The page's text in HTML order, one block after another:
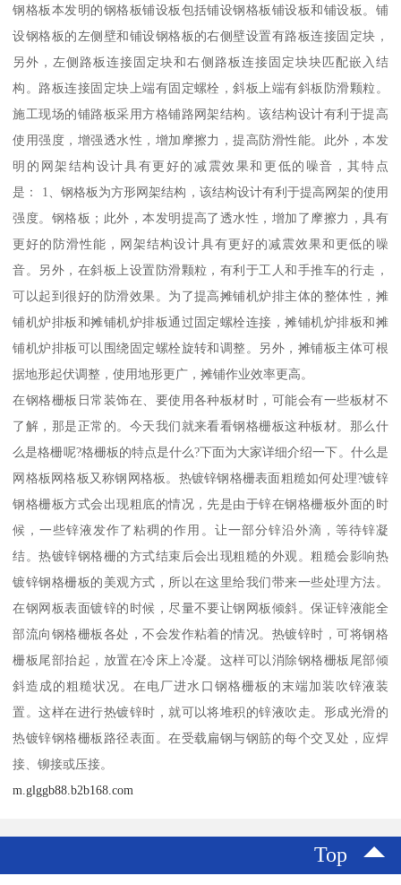
钢格板本发明的钢格板铺设板包括铺设钢格板铺设板和铺设板。铺
设钢格板的左侧壁和铺设钢格板的右侧壁设置有路板连接固定块，
另外，左侧路板连接固定块和右侧路板连接固定块块匹配嵌入结
构。路板连接固定块上端有固定螺栓，斜板上端有斜板防滑颗粒。
施工现场的铺路板采用方格铺路网架结构。该结构设计有利于提高
使用强度，增强透水性，增加摩擦力，提高防滑性能。此外，本发
明的网架结构设计具有更好的减震效果和更低的噪音，其特点
是： 1、钢格板为方形网架结构，该结构设计有利于提高网架的使用
强度。钢格板；此外，本发明提高了透水性，增加了摩擦力，具有
更好的防滑性能，网架结构设计具有更好的减震效果和更低的噪
音。另外，在斜板上设置防滑颗粒，有利于工人和手推车的行走，
可以起到很好的防滑效果。为了提高摊铺机炉排主体的整体性，摊
铺机炉排板和摊铺机炉排板通过固定螺栓连接，摊铺机炉排板和摊
铺机炉排板可以围绕固定螺栓旋转和调整。另外，摊铺板主体可根
据地形起伏调整，使用地形更广，摊铺作业效率更高。
在钢格栅板日常装饰在、要使用各种板材时，可能会有一些板材不
了解，那是正常的。今天我们就来看看钢格栅板这种板材。那么什
么是格栅呢?格栅板的特点是什么?下面为大家详细介绍一下。什么是
网格板网格板又称钢网格板。热镀锌钢格栅表面粗糙如何处理?镀锌
钢格栅板方式会出现粗底的情况，先是由于锌在钢格栅板外面的时
候，一些锌液发作了粘稠的作用。让一部分锌沿外滴，等待锌凝
结。热镀锌钢格栅的方式结束后会出现粗糙的外观。粗糙会影响热
镀锌钢格栅板的美观方式，所以在这里给我们带来一些处理方法。
在钢网板表面镀锌的时候，尽量不要让钢网板倾斜。保证锌液能全
部流向钢格栅板各处，不会发作粘着的情况。热镀锌时，可将钢格
栅板尾部抬起，放置在冷床上冷凝。这样可以消除钢格栅板尾部倾
斜造成的粗糙状况。在电厂进水口钢格栅板的末端加装吹锌液装
置。这样在进行热镀锌时，就可以将堆积的锌液吹走。形成光滑的
热镀锌钢格栅板路径表面。在受载扁钢与钢筋的每个交叉处，应焊
接、铆接或压接。
m.glggb88.b2b168.com
Top